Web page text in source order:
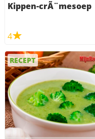
Kippen-crÃ¨mesoep
4
RECEPT